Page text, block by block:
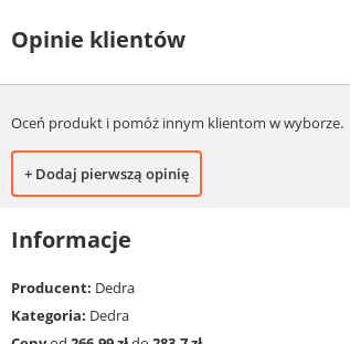
Opinie klientów
Oceń produkt i pomóż innym klientom w wyborze.
+ Dodaj pierwszą opinię
Informacje
Producent: Dedra
Kategoria: Dedra